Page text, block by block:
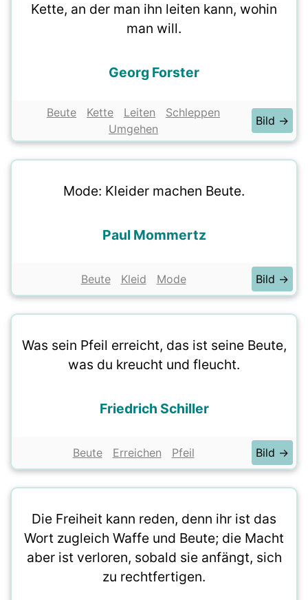
Kette, an der man ihn leiten kann, wohin
man will.
Georg Forster
Beute Kette Leiten
Schleppen
Umgehen
Bild →
Mode: Kleider machen Beute.
Paul Mommertz
Beute Kleid Mode Bild →
Was sein Pfeil erreicht, das ist seine Beute,
was du kreucht und fleucht.
Friedrich Schiller
Beute Erreichen Pfeil Bild →
Die Freiheit kann reden, denn ihr ist das
Wort zugleich Waffe und Beute; die Macht
aber ist verloren, sobald sie anfängt, sich
zu rechtfertigen.